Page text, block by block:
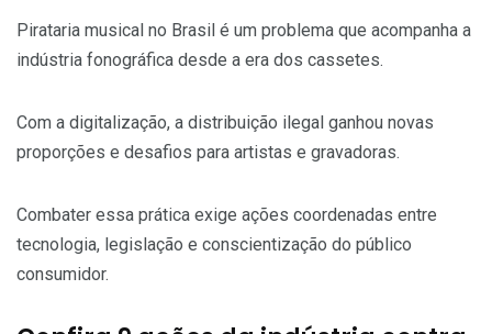
Pirataria musical no Brasil é um problema que acompanha a
indústria fonográfica desde a era dos cassetes.
Com a digitalização, a distribuição ilegal ganhou novas
proporções e desafios para artistas e gravadoras.
Combater essa prática exige ações coordenadas entre
tecnologia, legislação e conscientização do público
consumidor.